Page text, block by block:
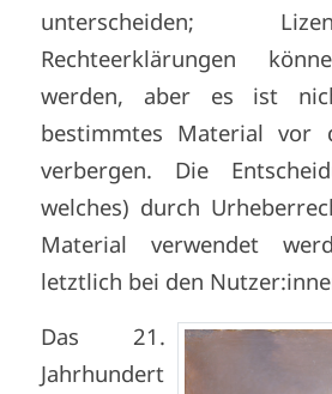
unterscheiden;
Rechteerklärungen
werden, aber es ist
bestimmtes Material vor
verbergen. Die
welches) durch
Material verwendet
letztlich bei den
Das 21.
Jahrhundert